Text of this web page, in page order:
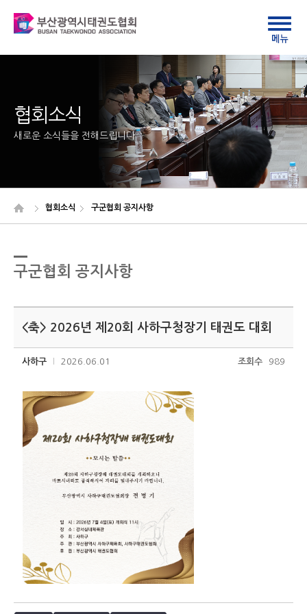
협회소식
새로운 소식들을 전해드립니다
협회소식 구군협회 공지사항
구군협회 공지사항
<축> 2026년 제20회 사하구청장기 태권도 대회
사하구 2026.06.01 조회수 989